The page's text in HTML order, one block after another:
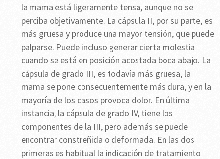
la mama está ligeramente tensa, aunque no se
perciba objetivamente. La cápsula II, por su parte, es
más gruesa y produce una mayor tensión, que puede
palparse. Puede incluso generar cierta molestia
cuando se está en posición acostada boca abajo. La
cápsula de grado III, es todavía más gruesa, la
mama se pone consecuentemente más dura, y en la
mayoría de los casos provoca dolor. En última
instancia, la cápsula de grado IV, tiene los
componentes de la III, pero además se puede
encontrar constreñida o deformada. En las dos
primeras es habitual la indicación de tratamiento